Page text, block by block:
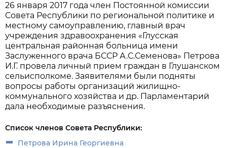
26 января 2017 года член Постоянной комиссии
Совета Республики по региональной политике и
местному самоуправлению, главный врач
учреждения здравоохранения «Глусская
центральная районная больница имени
Заслуженного врача БССР А.С.Семенова» Петрова
И.Г. провела личный прием граждан в Глушанском
сельисполкоме. Заявителями были подняты
вопросы работы организаций жилищно-
коммунального хозяйства и др. Парламентарий
дала необходимые разъяснения.
Список членов Совета Республики:
Петрова Ирина Георгиевна